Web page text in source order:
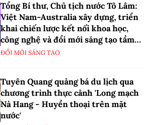
Tổng Bí thư, Chủ tịch nước Tô Lâm:
Việt Nam-Australia xây dựng, triển
khai chiến lược kết nối khoa học,
công nghệ và đổi mới sáng tạo tầm
nhìn dài hạn
ĐỔI MỚI SÁNG TẠO
Tuyên Quang quảng bá du lịch qua
chương trình thực cảnh 'Long mạch
Nà Hang - Huyền thoại trên mặt
nước'